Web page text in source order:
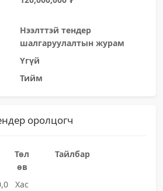
Нээлттэй тендер
шалгаруулалтын журам
Үгүй
Тийм
оролцогч
Төл
өв
Тайлбар
Хас